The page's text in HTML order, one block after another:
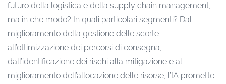
futuro della logistica e della supply chain management,
ma in che modo? In quali particolari segmenti? Dal
miglioramento della gestione delle scorte
all’ottimizzazione dei percorsi di consegna,
dall’identificazione dei rischi alla mitigazione e al
miglioramento dell’allocazione delle risorse, l’IA promette